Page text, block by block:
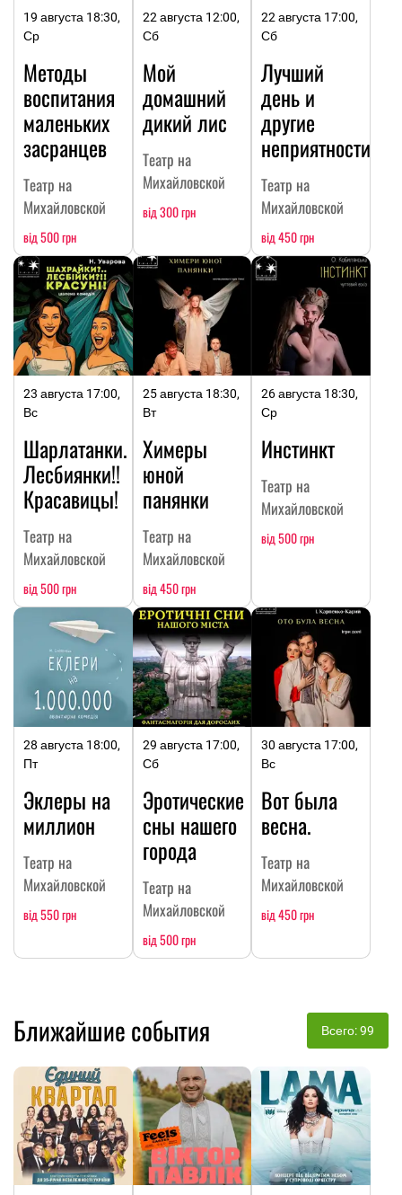
19 августа 18:30,
Ср
Методы
воспитания
маленьких
засранцев
Театр на
Михайловской
від 500 грн
22 августа 12:00,
Сб
Мой
домашний
дикий лис
Театр на
Михайловской
від 300 грн
22 августа 17:00,
Сб
Лучший
день и
другие
неприятности
Театр на
Михайловской
від 450 грн
23 августа 17:00,
Вс
Шарлатанки.
Лесбиянки!!
Красавицы!
Театр на
Михайловской
від 500 грн
25 августа 18:30,
Вт
Химеры
юной
панянки
Театр на
Михайловской
від 450 грн
26 августа 18:30,
Ср
Инстинкт
Театр на
Михайловской
від 500 грн
28 августа 18:00,
Пт
Эклеры на
миллион
Театр на
Михайловской
від 550 грн
29 августа 17:00,
Сб
Эротические
сны нашего
города
Театр на
Михайловской
від 500 грн
30 августа 17:00,
Вс
Вот была
весна.
Театр на
Михайловской
від 450 грн
Ближайшие события Всего: 99